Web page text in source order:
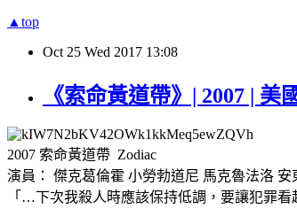
▲top
Oct 25 Wed 2017 13:08
《索命黃道帶》| 2007 | 美
2007 索命黃道帶 Zodiac
演員： 傑克葛倫霍 小勞勃道尼 馬克魯法洛 安
「…下次我殺人時應該保持低調，要讓犯罪